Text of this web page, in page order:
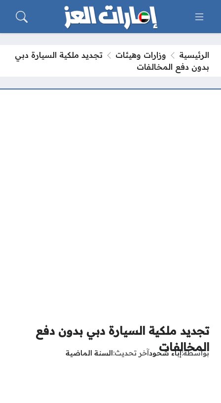
الرئيسية وزارات وهيئات
تجديد ملكية السيارة دبي
بدون دفع المخالفات
تجديد ملكية السيارة دبي بدون دفع
المخالفات
بواسطةإباء شحودآخر تحديث السنة الماضية